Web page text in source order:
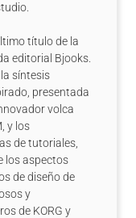
título de la
editorial Bjooks.
síntesis
presentada
volca
y los
de tutoriales,
los aspectos
de diseño de
y
de KORG y